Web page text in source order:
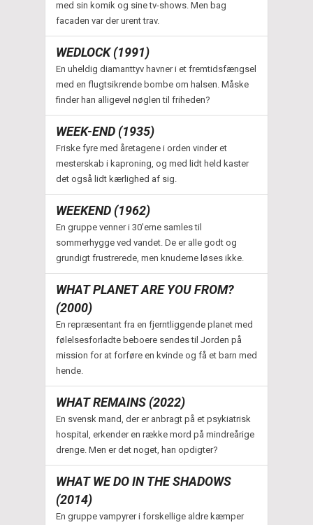
med sin komik og sine tv-shows. Men bag
facaden var der urent trav.
WEDLOCK (1991)
En uheldig diamanttyv havner i et fremtidsfængsel
med en flugtsikrende bombe om halsen. Måske
finder han alligevel nøglen til friheden?
WEEK-END (1935)
Friske fyre med åretagene i orden vinder et
mesterskab i kaproning, og med lidt held kaster
det også lidt kærlighed af sig.
WEEKEND (1962)
En gruppe venner i 30'erne samles til
sommerhygge ved vandet. De er alle godt og
grundigt frustrerede, men knuderne løses ikke.
WHAT PLANET ARE YOU FROM?
(2000)
En repræsentant fra en fjerntliggende planet med
følelsesforladte beboere sendes til Jorden på
mission for at forføre en kvinde og få et barn med
hende.
WHAT REMAINS (2022)
En svensk mand, der er anbragt på et psykiatrisk
hospital, erkender en række mord på mindreårige
drenge. Men er det noget, han opdigter?
WHAT WE DO IN THE SHADOWS
(2014)
En gruppe vampyrer i forskellige aldre kæmper